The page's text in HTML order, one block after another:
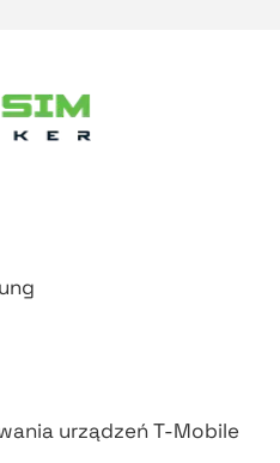
urządzeń T-Mobile